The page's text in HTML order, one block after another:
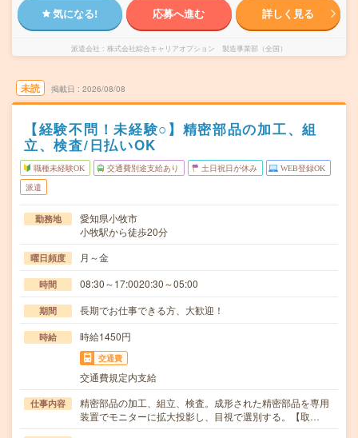
気になる! 応募へ進む 詳しく見る
派遣会社 株式会社綜合キャリアオプション 製造事業部（全国）
未読 掲載日 2026/08/08
【経験不問！未経験○】精密部品の加工、組
立、検査/日払いOK
職種未経験OK 交通費別途支給あり 土日祝日が休み WEB登録OK
派遣
勤務地
愛知県小牧市
小牧駅から徒歩20分
曜日頻度 月～金
時間 08:30～17:0020:30～05:00
期間 長期でお仕事できる方、大歓迎！
時給 時給1450円
交通費
交通費規定内支給
仕事内容
精密部品の加工、組立、検査。成形された精密部品を専用
装置でモニターに拡大投影し、目視で選別する。【取…